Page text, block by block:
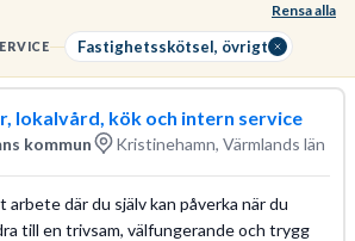
Rensa alla
Fastighetsskötsel, övrigt
lokalvård, kök och intern service
kommun Kristinehamn, Värmlands län
där du själv kan påverka när du
till en trivsam, välfungerande och trygg